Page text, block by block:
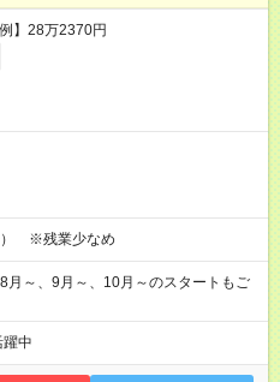
】28万2370円
） ※残業少なめ
～、9月～、10月～のスタートもご
中